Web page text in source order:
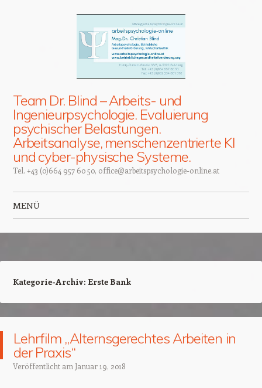
Team Dr. Blind – Arbeits- und
Ingenieurpsychologie. Evaluierung
psychischer Belastungen.
Arbeitsanalyse, menschenzentrierte KI
und cyber-physische Systeme.
Tel. +43 (0)664 957 60 50, office@arbeitspsychologie-online.at
MENÜ
Kategorie-Archiv: Erste Bank
Lehrfilm „Alternsgerechtes Arbeiten in
der Praxis“
Veröffentlicht am Januar 19, 2018